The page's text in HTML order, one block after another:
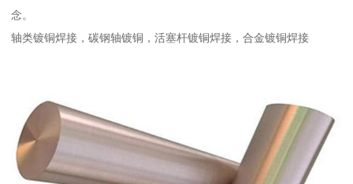
念。
轴类镀铜焊接，碳钢轴镀铜，活塞杆镀铜焊接，合金镀铜焊接